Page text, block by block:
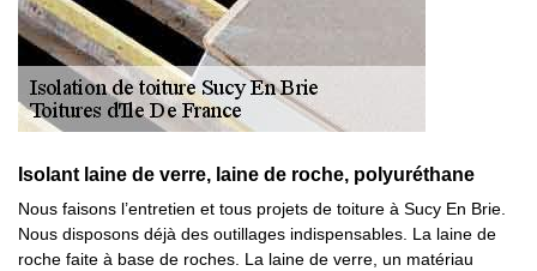
Isolant laine de verre, laine de roche, polyuréthane
Nous faisons l’entretien et tous projets de toiture à Sucy En Brie.
Nous disposons déjà des outillages indispensables. La laine de
roche faite à base de roches. La laine de verre, un matériau